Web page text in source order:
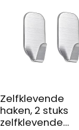
Zelfklevende
haken, 2 stuks
zelfklevende